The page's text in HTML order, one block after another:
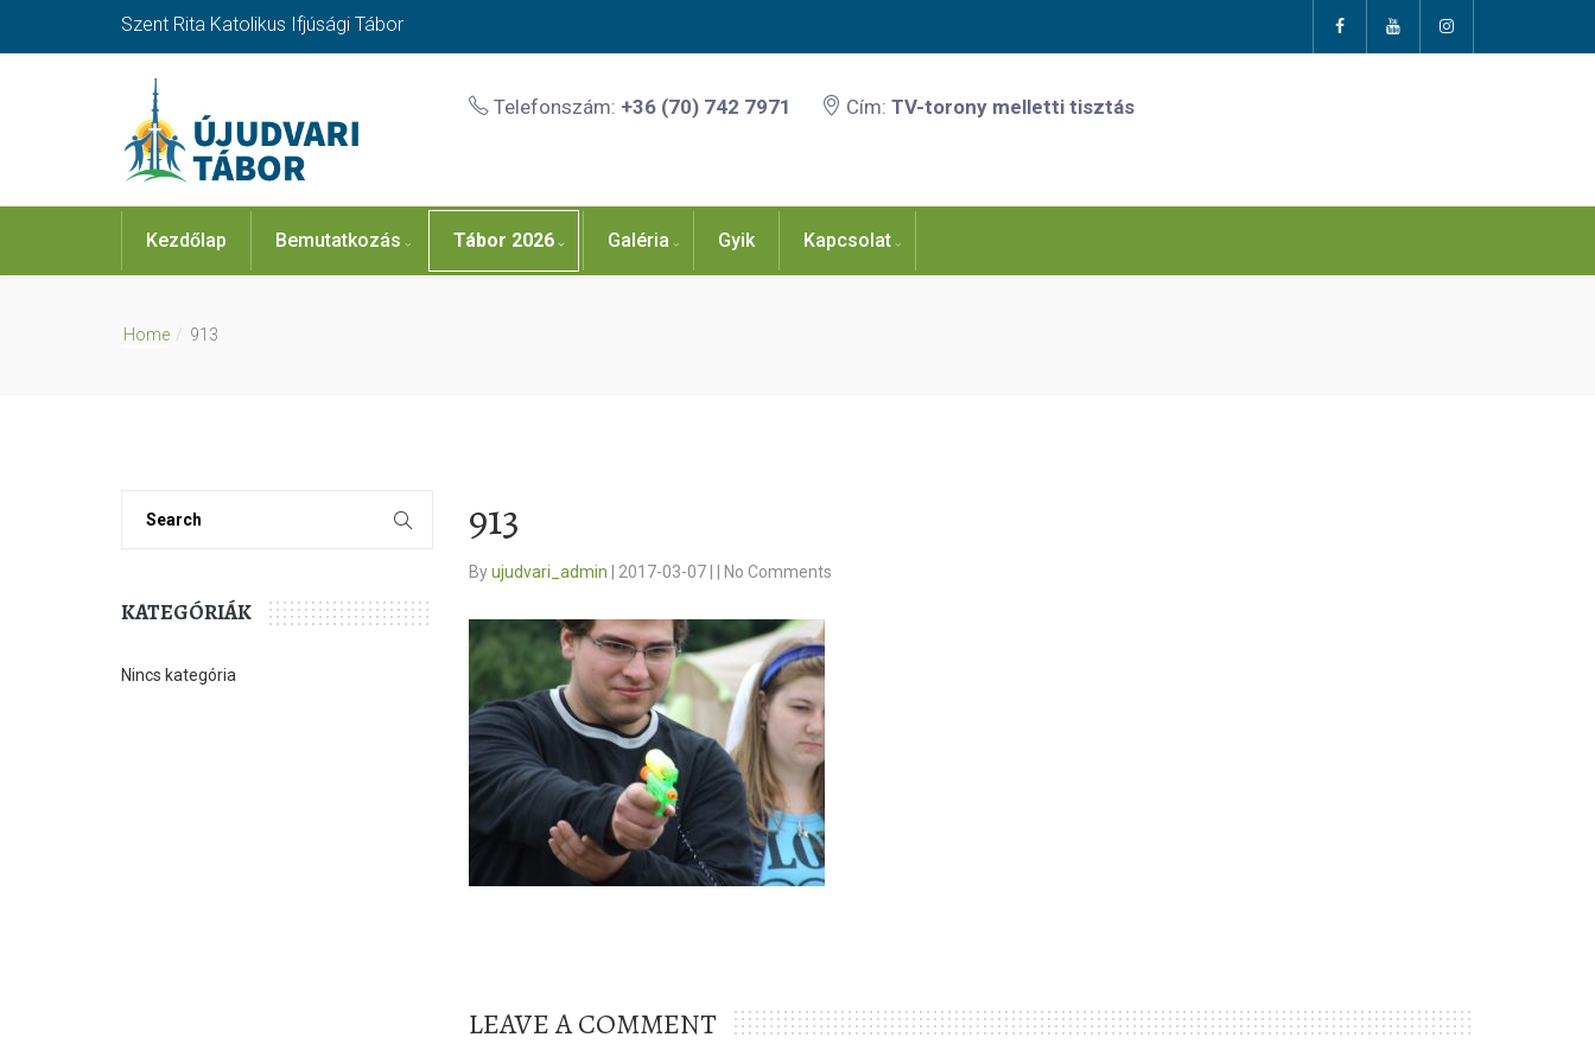
Szent Rita Katolikus Ifjúsági Tábor
Telefonszám: +36 (70) 742 7971 Cím: TV-torony melletti tisztás
Kezdőlap Bemutatkozás Tábor 2026 Galéria Gyik Kapcsolat
Home 913
KATEGÓRIÁK
Nincs kategória
913
Byujudvari_admin 2017-03-07 No Comments
LEAVE A COMMENT